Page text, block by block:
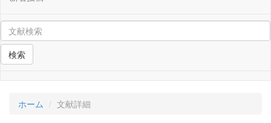
検索
ホーム 文献詳細